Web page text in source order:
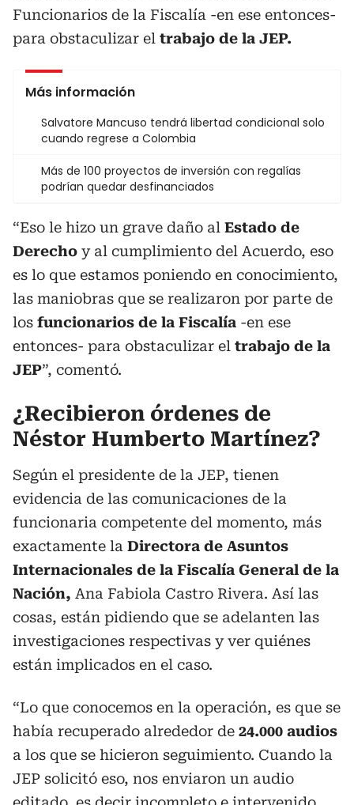
Funcionarios de la Fiscalía -en ese entonces-
para obstaculizar el trabajo de la JEP.
Más información
Salvatore Mancuso tendrá libertad condicional solo
cuando regrese a Colombia
Más de 100 proyectos de inversión con regalías
podrían quedar desfinanciados
“Eso le hizo un grave daño al Estado de
Derecho y al cumplimiento del Acuerdo, eso
es lo que estamos poniendo en conocimiento,
las maniobras que se realizaron por parte de
los funcionarios de la Fiscalía -en ese
entonces- para obstaculizar el trabajo de la
JEP”, comentó.
¿Recibieron órdenes de
Néstor Humberto Martínez?
Según el presidente de la JEP, tienen
evidencia de las comunicaciones de la
funcionaria competente del momento, más
exactamente la Directora de Asuntos
Internacionales de la Fiscalía General de la
Nación, Ana Fabiola Castro Rivera. Así las
cosas, están pidiendo que se adelanten las
investigaciones respectivas y ver quiénes
están implicados en el caso.
“Lo que conocemos en la operación, es que se
había recuperado alrededor de 24.000 audios
a los que se hicieron seguimiento. Cuando la
JEP solicitó eso, nos enviaron un audio